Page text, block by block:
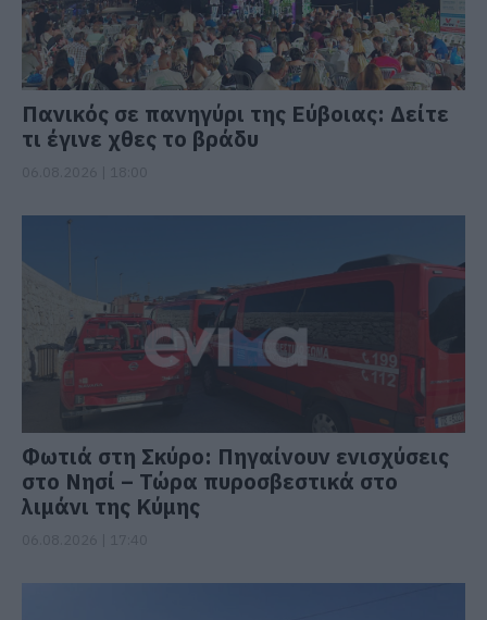
Πανικός σε πανηγύρι της Εύβοιας: Δείτε
τι έγινε χθες το βράδυ
Φωτιά στη Σκύρο: Πηγαίνουν ενισχύσεις
στο Νησί – Τώρα πυροσβεστικά στο
λιμάνι της Κύμης